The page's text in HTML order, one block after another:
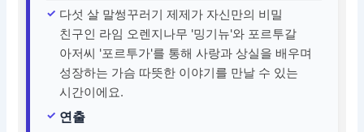
다섯 살 말썽꾸러기 제제가 자신만의 비밀
친구인 라임 오렌지나무 '밍기뉴'와 포르투갈
아저씨 '포르투가'를 통해 사랑과 상실을 배우며
성장하는 가슴 따뜻한 이야기를 만날 수 있는
시간이에요.
연출